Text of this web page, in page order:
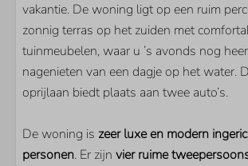
KEUKEN
Koel/vriescombinatie
Filter koffiezetapparaat
Oven
Vaatwasser
vakantie. De woning ligt op een ruim
zonnig terras op het zuiden met
tuinmeubelen, waar u ’s avonds nog
nagenieten van een dagje op het water.
oprijlaan biedt plaats aan twee auto’s.
De woning is zeer luxe en modern
personen. Er zijn vier ruime